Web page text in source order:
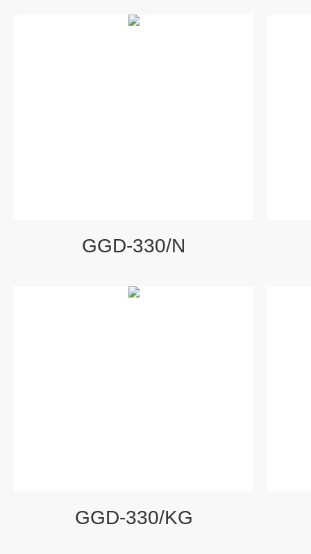
GGD-330/N
GGD-330/KG